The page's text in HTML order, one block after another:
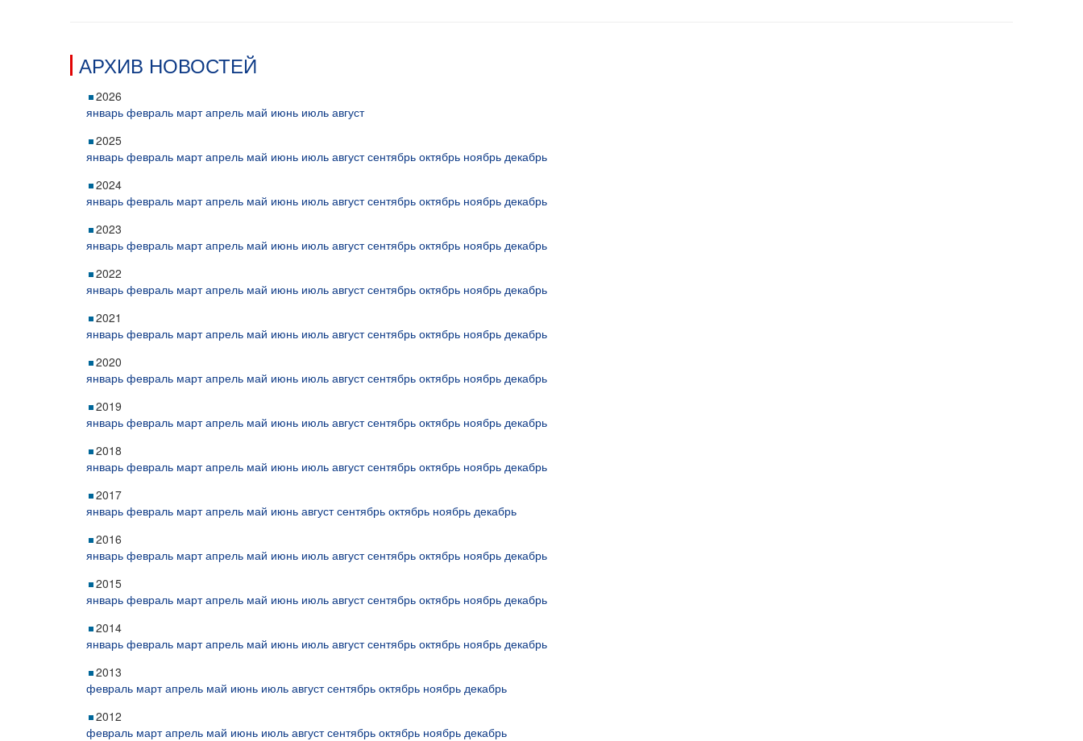
АРХИВ НОВОСТЕЙ
2026
январь февраль март апрель май июнь июль август
2025
январь февраль март апрель май июнь июль август сентябрь октябрь ноябрь декабрь
2024
январь февраль март апрель май июнь июль август сентябрь октябрь ноябрь декабрь
2023
январь февраль март апрель май июнь июль август сентябрь октябрь ноябрь декабрь
2022
январь февраль март апрель май июнь июль август сентябрь октябрь ноябрь декабрь
2021
январь февраль март апрель май июнь июль август сентябрь октябрь ноябрь декабрь
2020
январь февраль март апрель май июнь июль август сентябрь октябрь ноябрь декабрь
2019
январь февраль март апрель май июнь июль август сентябрь октябрь ноябрь декабрь
2018
январь февраль март апрель май июнь июль август сентябрь октябрь ноябрь декабрь
2017
январь февраль март апрель май июнь август сентябрь октябрь ноябрь декабрь
2016
январь февраль март апрель май июнь июль август сентябрь октябрь ноябрь декабрь
2015
январь февраль март апрель май июнь июль август сентябрь октябрь ноябрь декабрь
2014
январь февраль март апрель май июнь июль август сентябрь октябрь ноябрь декабрь
2013
февраль март апрель май июнь июль август сентябрь октябрь ноябрь декабрь
2012
февраль март апрель май июнь июль август сентябрь октябрь ноябрь декабрь